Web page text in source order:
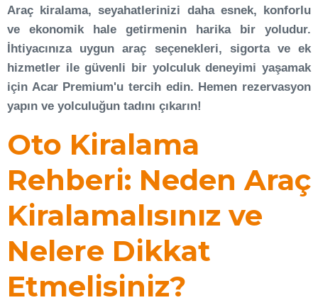
Araç kiralama, seyahatlerinizi daha esnek, konforlu
ve ekonomik hale getirmenin harika bir yoludur.
İhtiyacınıza uygun araç seçenekleri, sigorta ve ek
hizmetler ile güvenli bir yolculuk deneyimi yaşamak
için Acar Premium'u tercih edin. Hemen rezervasyon
yapın ve yolculuğun tadını çıkarın!
Oto Kiralama
Rehberi: Neden Araç
Kiralamalısınız ve
Nelere Dikkat
Etmelisiniz?